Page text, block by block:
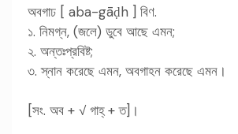
অবগাঢ [ aba-gāḍh ] বিণ.
১. নিমগ্ন, (জলে) ডুবে আছে এমন;
২. অন্তঃপ্রবিষ্ট;
৩. স্নান করেছে এমন, অবগাহন করেছে এমন।
[সং. অব + √ গাহ্ + ত]।